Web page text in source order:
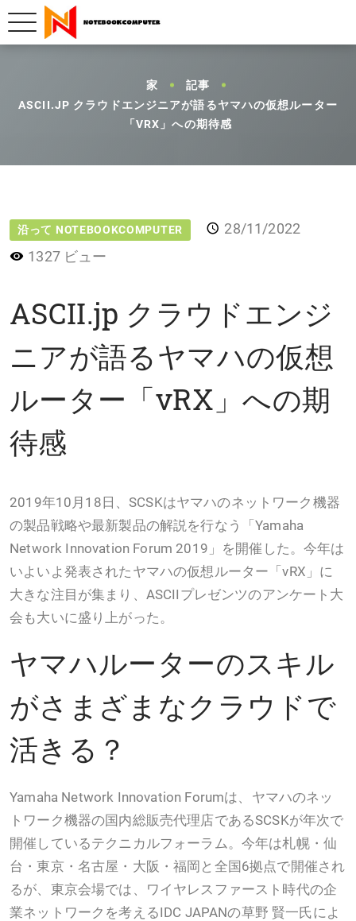
家
記事
ASCII.JP クラウドエンジニアが語るヤマハの仮想ルーター
「VRX」への期待感
沿って NOTEBOOKCOMPUTER
28/11/2022
1327 ビュー
ASCII.jp クラウドエンジ
ニアが語るヤマハの仮想
ルーター「vRX」への期
待感
2019年10月18日、SCSKはヤマハのネットワーク機器
の製品戦略や最新製品の解説を行なう「Yamaha
Network Innovation Forum 2019」を開催した。今年は
いよいよ発表されたヤマハの仮想ルーター「vRX」に
大きな注目が集まり、ASCIIプレゼンツのアンケート大
会も大いに盛り上がった。
ヤマハルーターのスキル
がさまざまなクラウドで
活きる？
Yamaha Network Innovation Forumは、ヤマハのネッ
トワーク機器の国内総販売代理店であるSCSKが年次で
開催しているテクニカルフォーラム。今年は札幌・仙
台・東京・名古屋・大阪・福岡と全国6拠点で開催され
るが、東京会場では、ワイヤレスファースト時代の企
業ネットワークを考えるIDC JAPANの草野 賢一氏によ